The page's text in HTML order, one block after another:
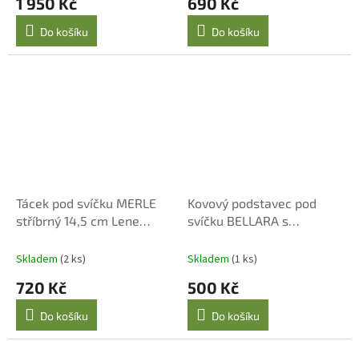
Do košíku Do košíku
Tácek pod svíčku MERLE
stříbrný 14,5 cm Lene
Skladem (2 ks)
720 Kč
Do košíku
Kovový podstavec pod
svíčku BELLARA s
Lene Bjerre
Skladem (1 ks)
500 Kč
Do košíku